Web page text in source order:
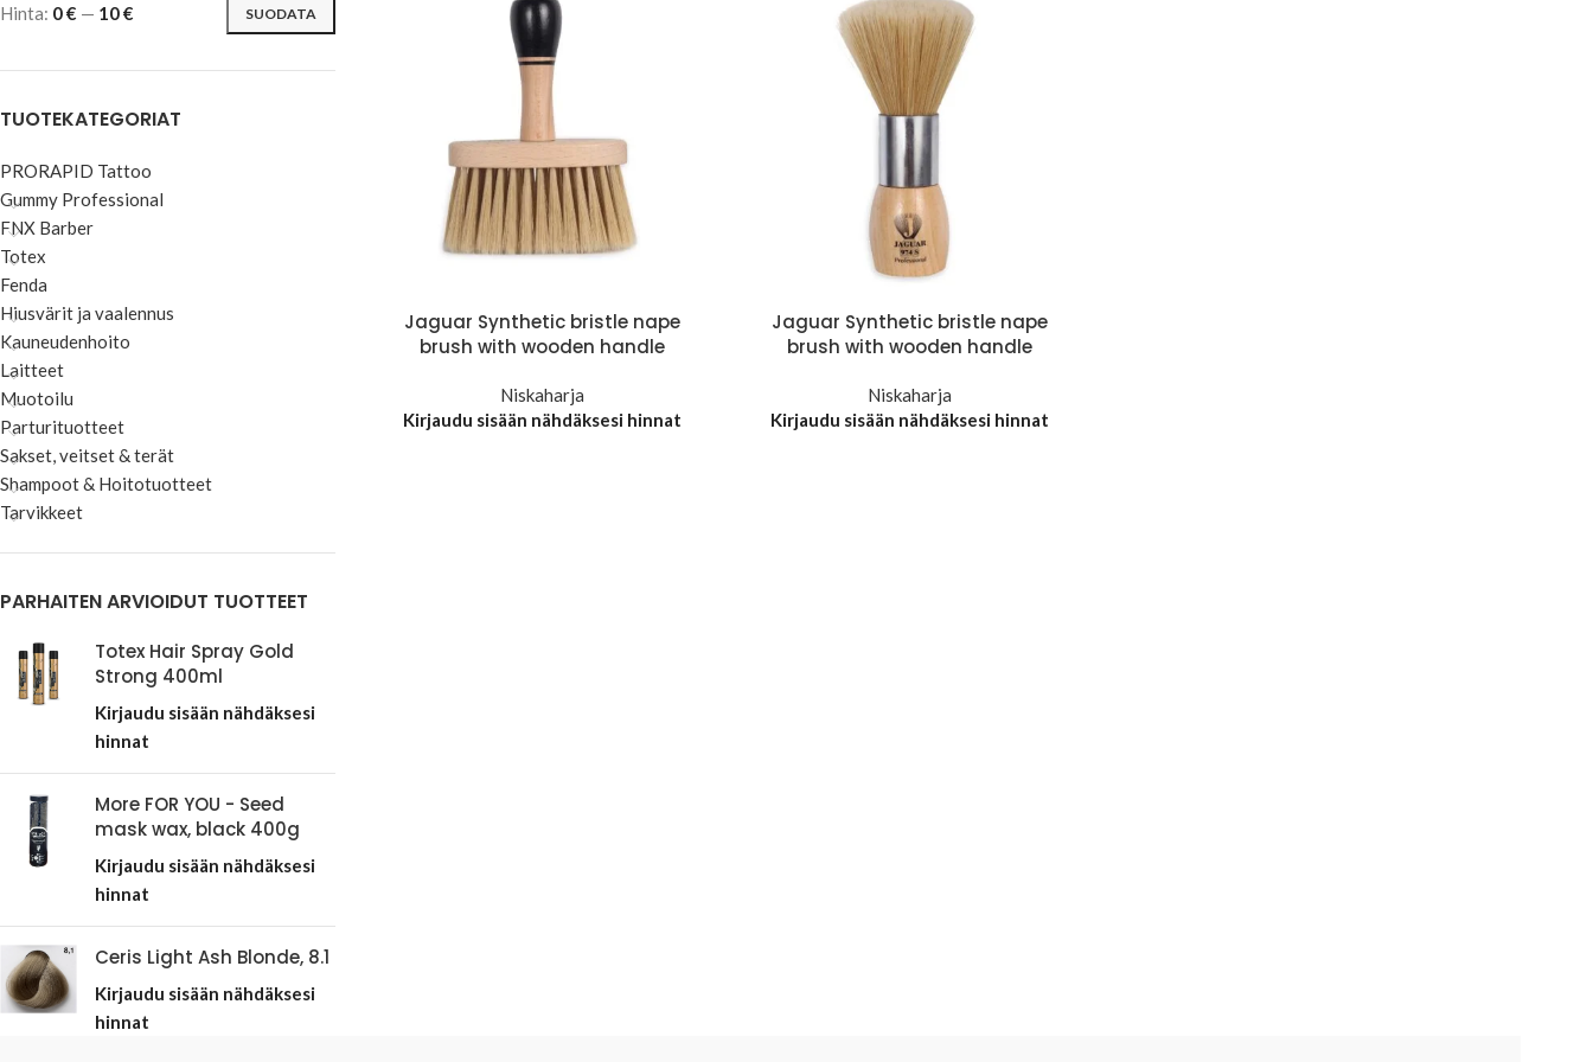
SUODATA
Hinta: 0 € — 10 €
TUOTEKATEGORIAT
PRORAPID Tattoo
Gummy Professional
FNX Barber
Totex
Fenda
Hiusvärit ja vaalennus
Kauneudenhoito
Laitteet
Muotoilu
Parturituotteet
Sakset, veitset & terät
Shampoot & Hoitotuotteet
Tarvikkeet
PARHAITEN ARVIOIDUT TUOTTEET
Totex Hair Spray Gold
Strong 400ml
Kirjaudu sisään nähdäksesi
hinnat
More FOR YOU - Seed
mask wax, black 400g
Kirjaudu sisään nähdäksesi
hinnat
Ceris Light Ash Blonde, 8.1
Kirjaudu sisään nähdäksesi
hinnat
Jaguar Synthetic bristle nape
brush with wooden handle
Niskaharja
Kirjaudu sisään nähdäksesi hinnat
Jaguar Synthetic bristle nape
brush with wooden handle
Niskaharja
Kirjaudu sisään nähdäksesi hinnat